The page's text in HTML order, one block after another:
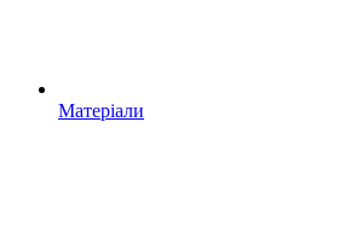
Матеріали